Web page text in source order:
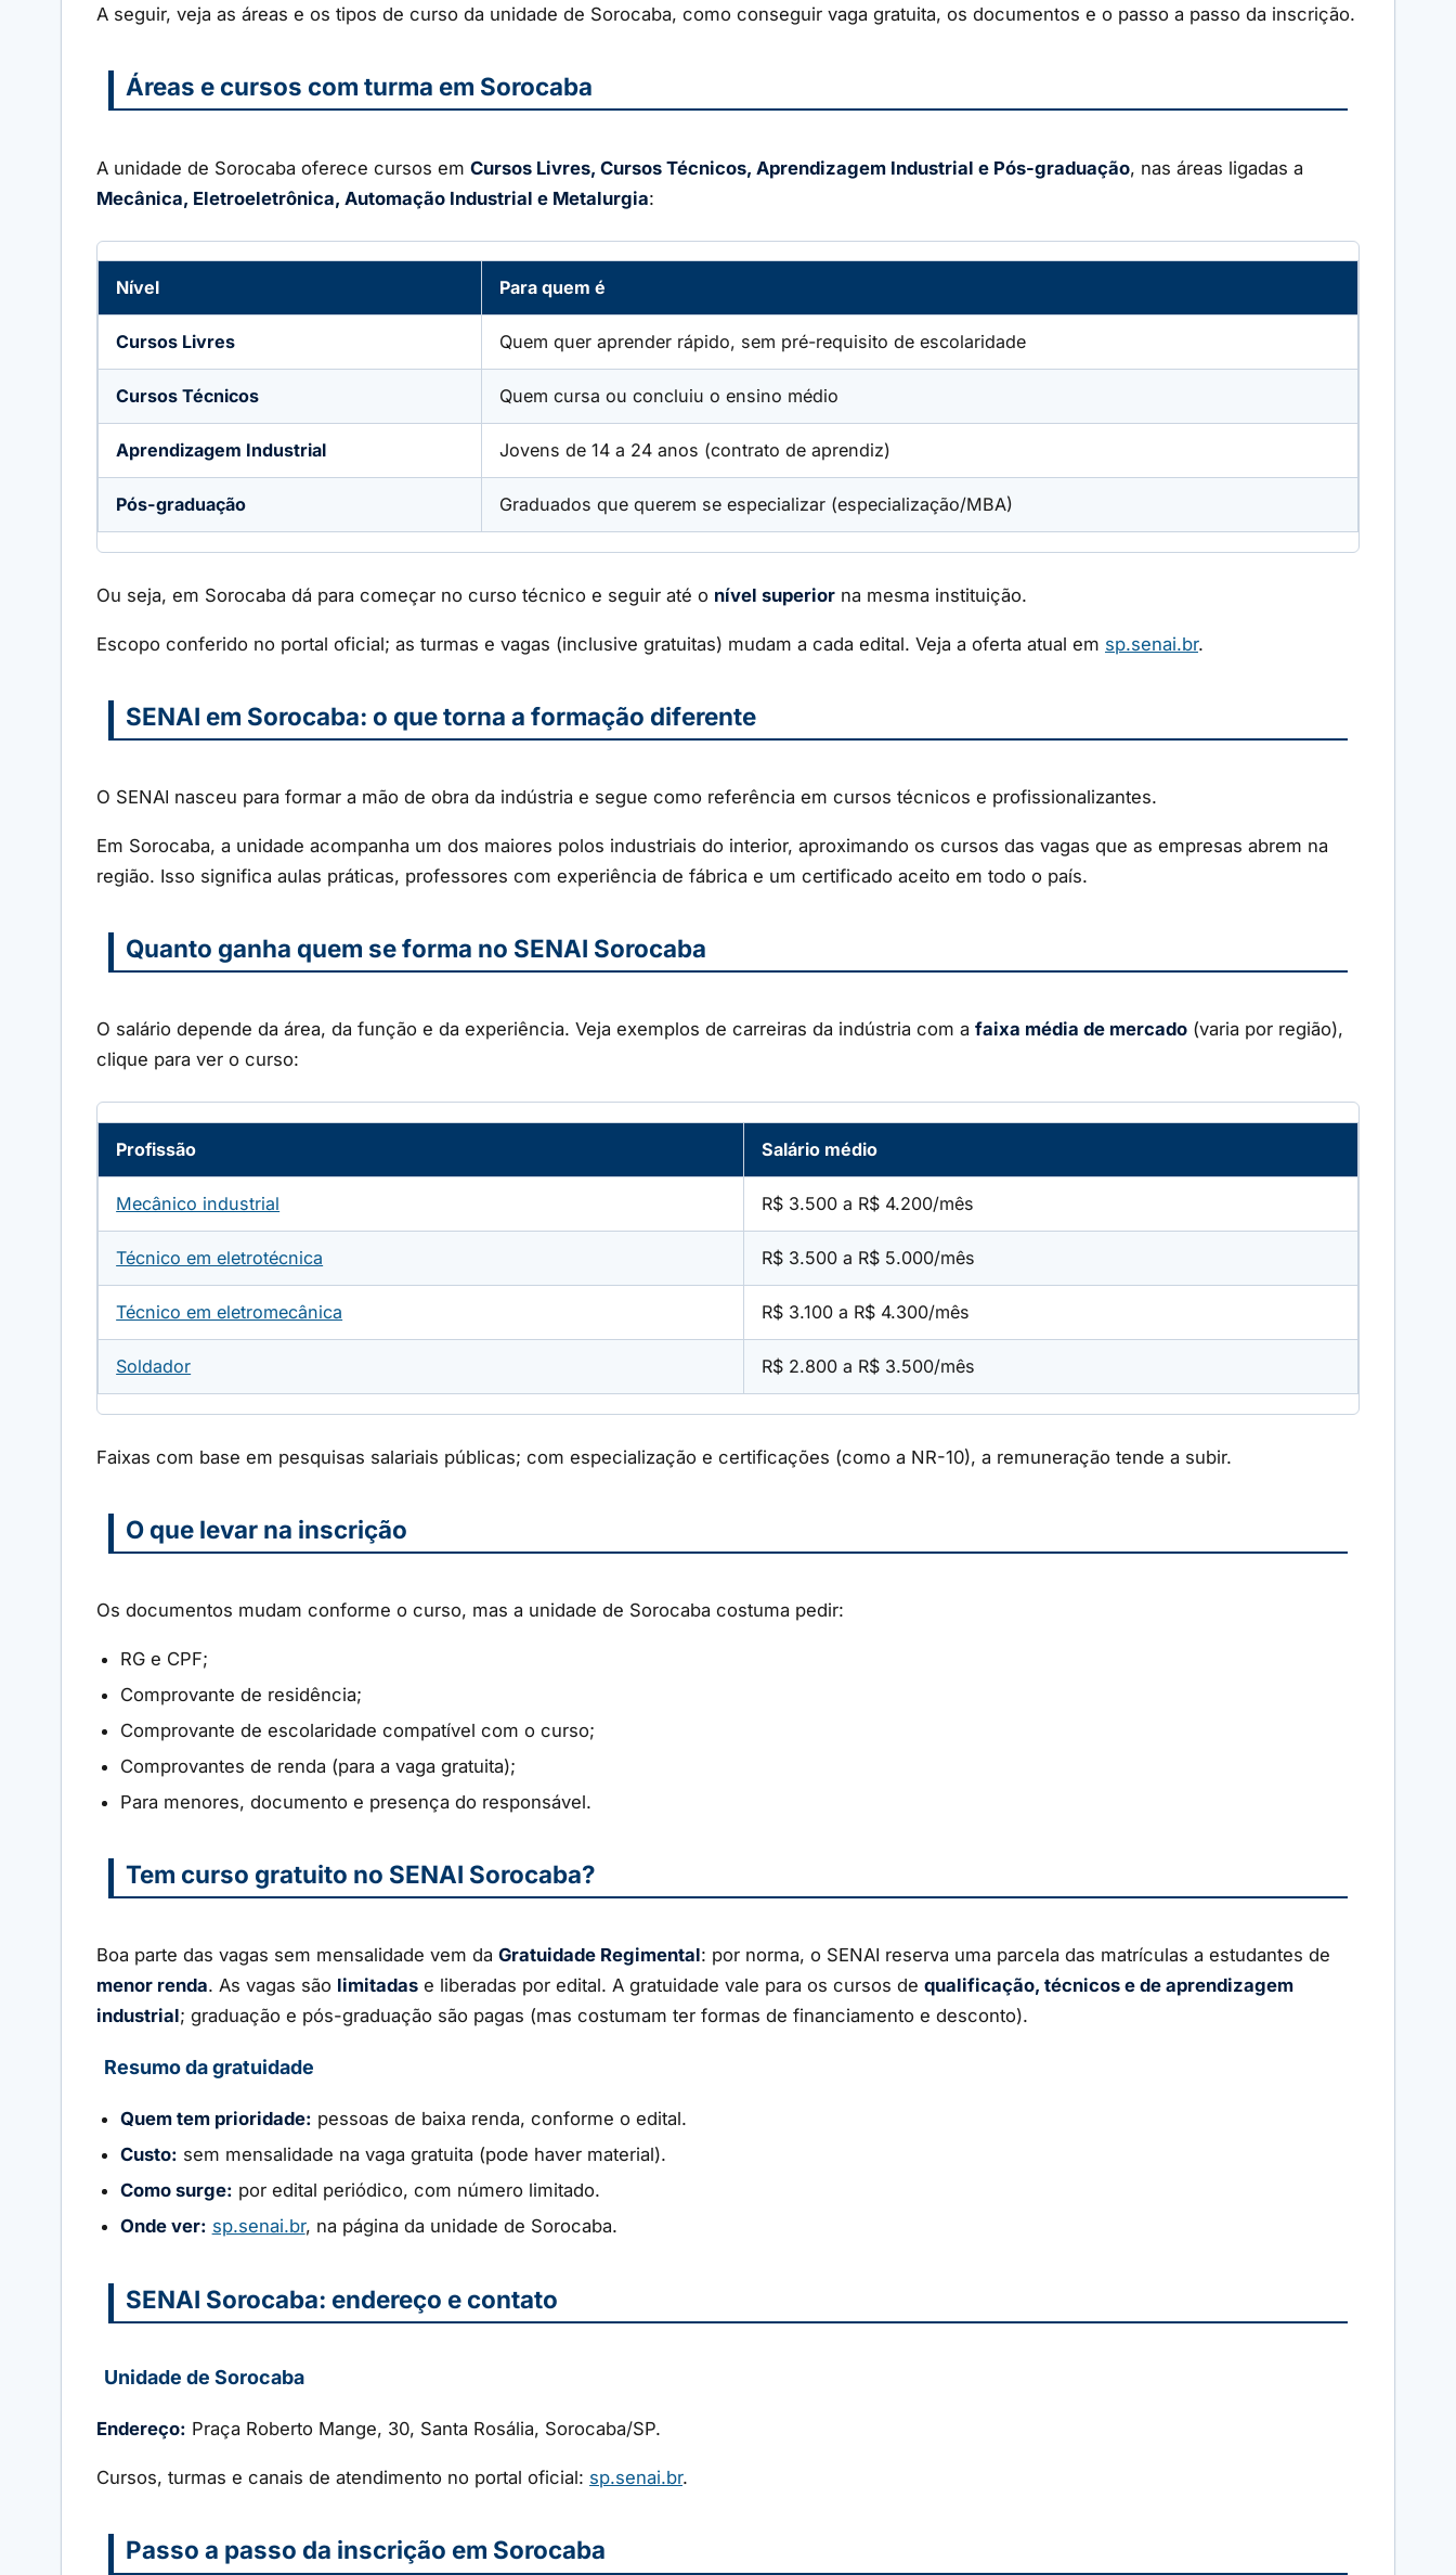
A seguir, veja as áreas e os tipos de curso da unidade de Sorocaba, como conseguir vaga gratuita, os documentos e o passo a passo da inscrição.
Áreas e cursos com turma em Sorocaba
A unidade de Sorocaba oferece cursos em Cursos Livres, Cursos Técnicos, Aprendizagem Industrial e Pós-graduação, nas áreas ligadas a
Mecânica, Eletroeletrônica, Automação Industrial e Metalurgia:
Nível Para quem é
Cursos Livres Quem quer aprender rápido, sem pré-requisito de escolaridade
Cursos Técnicos Quem cursa ou concluiu o ensino médio
Aprendizagem Industrial Jovens de 14 a 24 anos (contrato de aprendiz)
Pós-graduação Graduados que querem se especializar (especialização/MBA)
Ou seja, em Sorocaba dá para começar no curso técnico e seguir até o nível superior na mesma instituição.
Escopo conferido no portal oficial; as turmas e vagas (inclusive gratuitas) mudam a cada edital. Veja a oferta atual em sp.senai.br.
SENAI em Sorocaba: o que torna a formação diferente
O SENAI nasceu para formar a mão de obra da indústria e segue como referência em cursos técnicos e profissionalizantes.
Em Sorocaba, a unidade acompanha um dos maiores polos industriais do interior, aproximando os cursos das vagas que as empresas abrem na
região. Isso significa aulas práticas, professores com experiência de fábrica e um certificado aceito em todo o país.
Quanto ganha quem se forma no SENAI Sorocaba
O salário depende da área, da função e da experiência. Veja exemplos de carreiras da indústria com a faixa média de mercado (varia por região),
clique para ver o curso:
Profissão Salário médio
Mecânico industrial R$ 3.500 a R$ 4.200/mês
Técnico em eletrotécnica R$ 3.500 a R$ 5.000/mês
Técnico em eletromecânica R$ 3.100 a R$ 4.300/mês
Soldador R$ 2.800 a R$ 3.500/mês
Faixas com base em pesquisas salariais públicas; com especialização e certificações (como a NR-10), a remuneração tende a subir.
O que levar na inscrição
Os documentos mudam conforme o curso, mas a unidade de Sorocaba costuma pedir:
RG e CPF;
Comprovante de residência;
Comprovante de escolaridade compatível com o curso;
Comprovantes de renda (para a vaga gratuita);
Para menores, documento e presença do responsável.
Tem curso gratuito no SENAI Sorocaba?
Boa parte das vagas sem mensalidade vem da Gratuidade Regimental: por norma, o SENAI reserva uma parcela das matrículas a estudantes de
menor renda. As vagas são limitadas e liberadas por edital. A gratuidade vale para os cursos de qualificação, técnicos e de aprendizagem
industrial; graduação e pós-graduação são pagas (mas costumam ter formas de financiamento e desconto).
Resumo da gratuidade
Quem tem prioridade: pessoas de baixa renda, conforme o edital.
Custo: sem mensalidade na vaga gratuita (pode haver material).
Como surge: por edital periódico, com número limitado.
Onde ver: sp.senai.br, na página da unidade de Sorocaba.
SENAI Sorocaba: endereço e contato
Unidade de Sorocaba
Endereço: Praça Roberto Mange, 30, Santa Rosália, Sorocaba/SP.
Cursos, turmas e canais de atendimento no portal oficial: sp.senai.br.
Passo a passo da inscrição em Sorocaba